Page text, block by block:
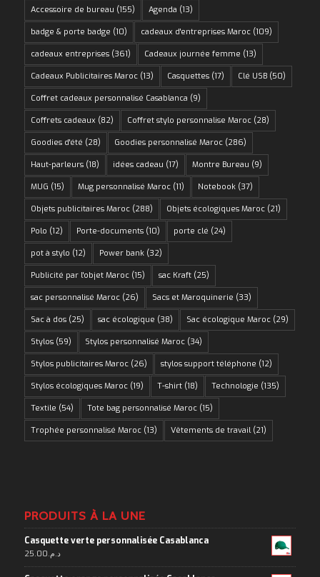
Accessoire de bureau (155) Agenda (13)
badge & porte badge (10) cadeaux d'entreprises Maroc(109)
cadeaux entreprises(361) Cadeaux journée femme (13)
Cadeaux Publicitaires Maroc(13) Casquettes(17) Clé USB(50)
Coffret cadeaux personnalisé Casablanca (9)
Coffrets cadeaux (82) Coffret stylo personnalise Maroc(28)
Goodies d'été (28) Goodies personnalisé Maroc(286)
Haut-parleurs(18) idées cadeau (17) Montre Bureau (9)
MUG (15) Mug personnalisé Maroc(11) Notebook(37)
Objets publicitaires Maroc(288) Objets écologiques Maroc(21)
Polo (12) Porte-documents(10) porte clé (24)
pot à stylo (12) Power bank(32)
Publicité par l'objet Maroc(15) sac Kraft(25)
sac personnalisé Maroc(26) Sacs et Maroquinerie (33)
Sac à dos(25) sac écologique (38) Sac écologique Maroc(29)
Stylos(59) Stylos personnalisé Maroc(34)
Stylos publicitaires Maroc(26) stylos support téléphone (12)
Stylos écologiques Maroc(19) T-shirt(18) Technologie (135)
Textile (54) Tote bag personnalisé Maroc(15)
Trophée personnalisé Maroc(13) Vêtements de travail(21)
PRODUITS À LA UNE
Casquette verte personnalisée Casablanca
د.م.25.00